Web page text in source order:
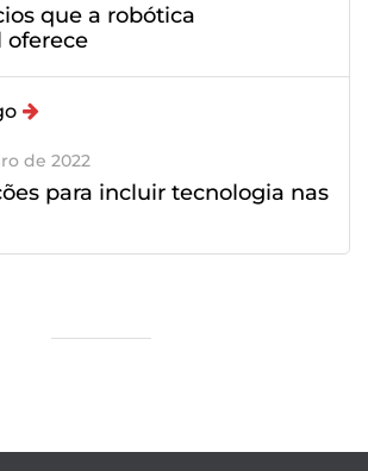
que a robótica
oferece
de 2022
para incluir tecnologia nas